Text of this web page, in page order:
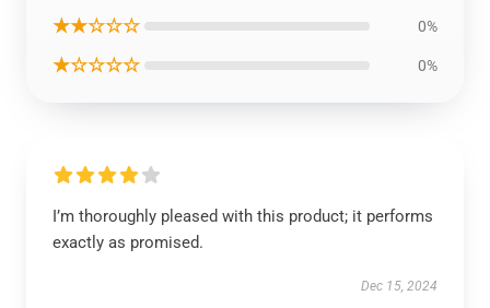
★★☆☆☆ 0%
★☆☆☆☆ 0%
I’m thoroughly pleased with this product; it performs
exactly as promised.
Dec 15, 2024